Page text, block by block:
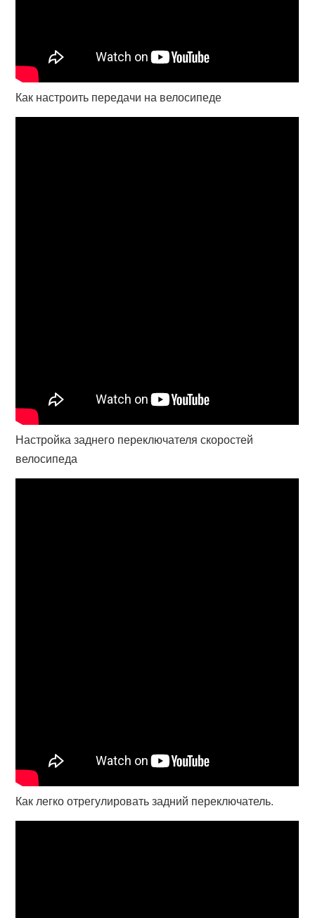
Как настроить передачи на велосипеде
Настройка заднего переключателя скоростей
велосипеда
Как легко отрегулировать задний переключатель.